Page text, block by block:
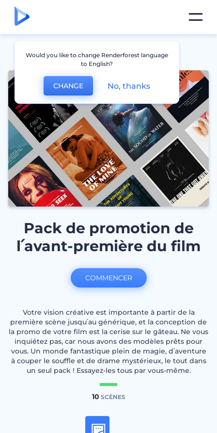
Pack de promotion de
l՛avant-première du film
Votre vision créative est importante à partir de la
première scène jusqu՛au générique, et la conception de
la promo de votre film est la cerise sur le gâteau. Ne vous
inquiétez pas, car nous avons des modèles prêts pour
vous. Un monde fantastique plein de magie, d՛aventure
à couper le souffle et de drame mystérieux, le tout dans
un seul pack ! Essayez-les tous par vous-même.
10 SCÈNES
COMMENCER
Would you like to change Renderforest language
to English?
CHANGE No, thanks